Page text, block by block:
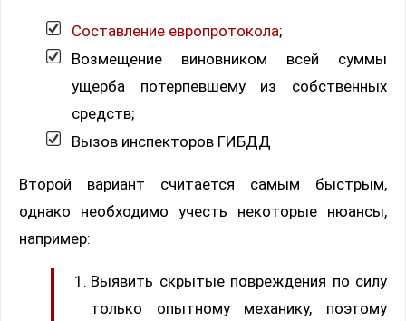
Составление европротокола;
Возмещение виновником всей суммы
ущерба потерпевшему из собственных
средств;
Вызов инспекторов ГИБДД
Второй вариант считается самым быстрым,
однако необходимо учесть некоторые нюансы,
например:
Выявить скрытые повреждения по силу
только опытному механику, поэтому